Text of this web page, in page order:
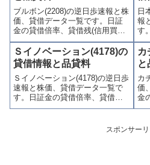
やすくまとめて掲載していま
す。
や
す
ブルボン(2208)の逆日歩速報と株
価、貸借データ一覧です。日証
金の貸借倍率、貸借残(信用買
残、信用売残)、品貸料(逆日
歩)、東証の週末残高、規制(注意
喚起・申込停止)など、空売り関
連情報を集計し、図解でわかり
やすくまとめて掲載していま
す。
日
報
す
(信
(
(
り
か
ま
Ｓイノベーション(4178)の
貸借情報と品貸料
Ｓイノベーション(4178)の逆日歩
速報と株価、貸借データ一覧で
す。日証金の貸借倍率、貸借残
(信用買残、信用売残)、品貸料
(注意喚起・申込停止)など、空売
り関連情報を集計し、図解でわ
カ
と
カ
価
金
残
喚
スポンサー